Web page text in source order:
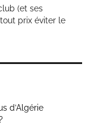
(et ses
prix éviter le
d’Algérie